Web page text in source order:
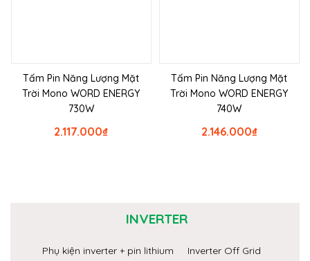
Tấm Pin Năng Lượng Mặt
Trời Mono WORD ENERGY
730W
₫
2.117.000
Tấm Pin Năng Lượng Mặt
Trời Mono WORD ENERGY
740W
₫
2.146.000
INVERTER
Phụ kiện inverter + pin lithium
Inverter Off Grid